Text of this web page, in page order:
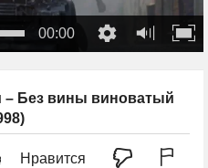
00:00
– Без вины виноватый
Нравится